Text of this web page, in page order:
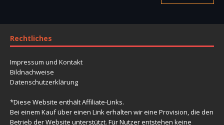
Rechtliches
Impressum und Kontakt
Bildnachweise
Datenschutzerklärung
*Diese Website enthält Affiliate-Links.
Bei einem Kauf über einen Link erhalten wir eine Provision, die den
Betrieb der Website unterstützt. Für Nutzer entstehen keine